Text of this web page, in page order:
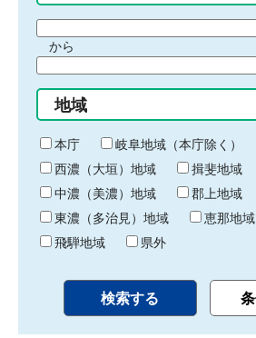
間
始
り
から
間
終
わ
り
地域
本庁
岐阜地域（本庁除く）
西濃（大垣）地域
揖斐地域
中濃（美濃）地域
郡上地域
東濃（多治見）地域
恵那地域
飛騨地域
県外